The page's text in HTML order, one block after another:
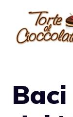
contenuto